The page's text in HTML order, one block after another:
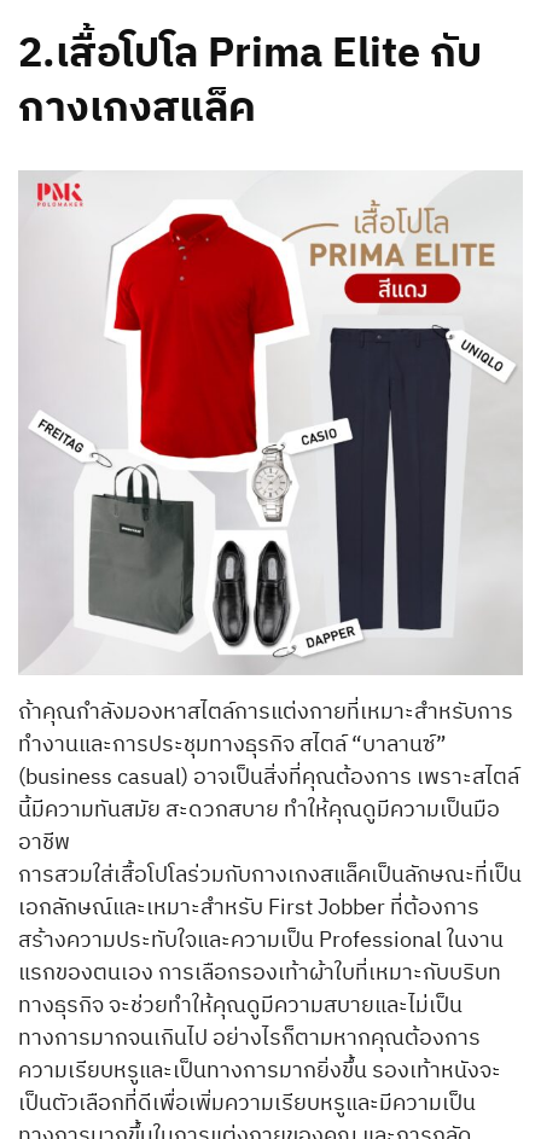
2.เสื้อโปโล Prima Elite กับ
กางเกงสแล็ค
ถ้าคุณกำลังมองหาสไตล์การแต่งกายที่เหมาะสำหรับการ
ทำงานและการประชุมทางธุรกิจ สไตล์ “บาลานซ์”
(business casual) อาจเป็นสิ่งที่คุณต้องการ เพราะสไตล์
นี้มีความทันสมัย สะดวกสบาย ทำให้คุณดูมีความเป็นมือ
อาชีพ
การสวมใส่เสื้อโปโลร่วมกับกางเกงสแล็คเป็นลักษณะที่เป็น
เอกลักษณ์และเหมาะสำหรับ First Jobber ที่ต้องการ
สร้างความประทับใจและความเป็น Professional ในงาน
แรกของตนเอง การเลือกรองเท้าผ้าใบที่เหมาะกับบริบท
ทางธุรกิจ จะช่วยทำให้คุณดูมีความสบายและไม่เป็น
ทางการมากจนเกินไป อย่างไรก็ตามหากคุณต้องการ
ความเรียบหรูและเป็นทางการมากยิ่งขึ้น รองเท้าหนังจะ
เป็นตัวเลือกที่ดีเพื่อเพิ่มความเรียบหรูและมีความเป็น